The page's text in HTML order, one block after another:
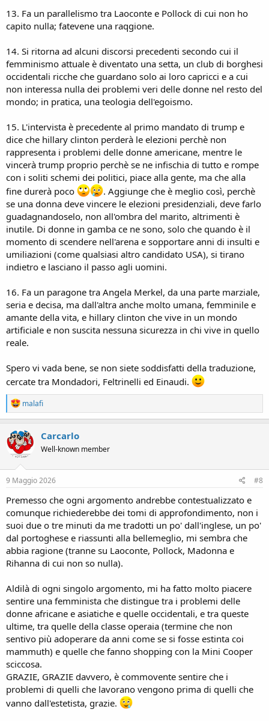
13. Fa un parallelismo tra Laoconte e Pollock di cui non ho
capito nulla; fatevene una raqgione.
14. Si ritorna ad alcuni discorsi precedenti secondo cui il
femminismo attuale è diventato una setta, un club di borghesi
occidentali ricche che guardano solo ai loro capricci e a cui
non interessa nulla dei problemi veri delle donne nel resto del
mondo; in pratica, una teologia dell'egoismo.
15. L'intervista è precedente al primo mandato di trump e
dice che hillary clinton perderà le elezioni perchè non
rappresenta i problemi delle donne americane, mentre le
vincerà trump proprio perchè se ne infischia di tutto e rompe
con i soliti schemi dei politici, piace alla gente, ma che alla
fine durerà poco
. Aggiunge che è meglio così, perchè
se una donna deve vincere le elezioni presidenziali, deve farlo
guadagnandoselo, non all'ombra del marito, altrimenti è
inutile. Di donne in gamba ce ne sono, solo che quando è il
momento di scendere nell'arena e sopportare anni di insulti e
umiliazioni (come qualsiasi altro candidato USA), si tirano
indietro e lasciano il passo agli uomini.
16. Fa un paragone tra Angela Merkel, da una parte marziale,
seria e decisa, ma dall'altra anche molto umana, femminile e
amante della vita, e hillary clinton che vive in un mondo
artificiale e non suscita nessuna sicurezza in chi vive in quello
reale.
Spero vi vada bene, se non siete soddisfatti della traduzione,
cercate tra Mondadori, Feltrinelli ed Einaudi.
R
e
a
c
t
i
o
n
s
malafi
Carcarlo
Well-known member
9 Maggio 2026 #8
Premesso che ogni argomento andrebbe contestualizzato e
comunque richiederebbe dei tomi di approfondimento, non i
suoi due o tre minuti da me tradotti un po' dall'inglese, un po'
dal portoghese e riassunti alla bellemeglio, mi sembra che
abbia ragione (tranne su Laoconte, Pollock, Madonna e
Rihanna di cui non so nulla).
Aldilà di ogni singolo argomento, mi ha fatto molto piacere
sentire una femminista che distingue tra i problemi delle
donne africane e asiatiche e quelle occidentali, e tra queste
ultime, tra quelle della classe operaia (termine che non
sentivo più adoperare da anni come se si fosse estinta coi
mammuth) e quelle che fanno shopping con la Mini Cooper
sciccosa.
GRAZIE, GRAZIE davvero, è commovente sentire che i
problemi di quelli che lavorano vengono prima di quelli che
vanno dall'estetista, grazie.